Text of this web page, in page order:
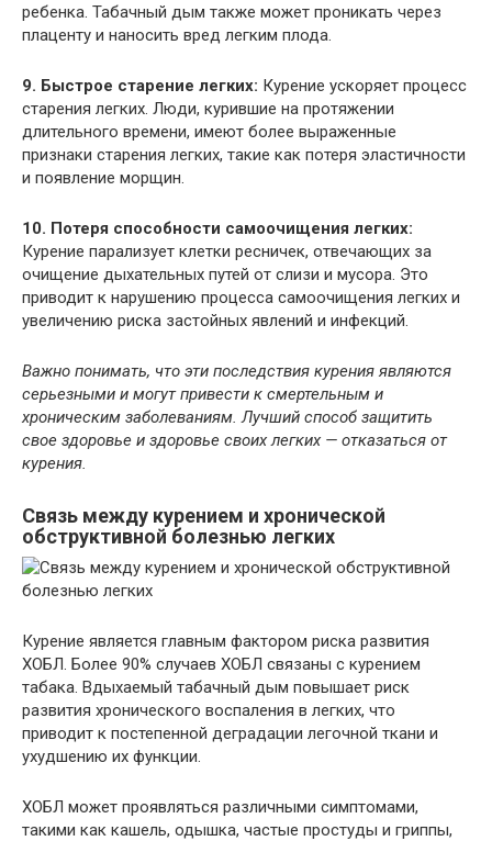
ребенка. Табачный дым также может проникать через
плаценту и наносить вред легким плода.
9. Быстрое старение легких: Курение ускоряет процесс
старения легких. Люди, курившие на протяжении
длительного времени, имеют более выраженные
признаки старения легких, такие как потеря эластичности
и появление морщин.
10. Потеря способности самоочищения легких:
Курение парализует клетки ресничек, отвечающих за
очищение дыхательных путей от слизи и мусора. Это
приводит к нарушению процесса самоочищения легких и
увеличению риска застойных явлений и инфекций.
Важно понимать, что эти последствия курения являются
серьезными и могут привести к смертельным и
хроническим заболеваниям. Лучший способ защитить
свое здоровье и здоровье своих легких — отказаться от
курения.
Связь между курением и хронической
обструктивной болезнью легких
Курение является главным фактором риска развития
ХОБЛ. Более 90% случаев ХОБЛ связаны с курением
табака. Вдыхаемый табачный дым повышает риск
развития хронического воспаления в легких, что
приводит к постепенной деградации легочной ткани и
ухудшению их функции.
ХОБЛ может проявляться различными симптомами,
такими как кашель, одышка, частые простуды и гриппы,